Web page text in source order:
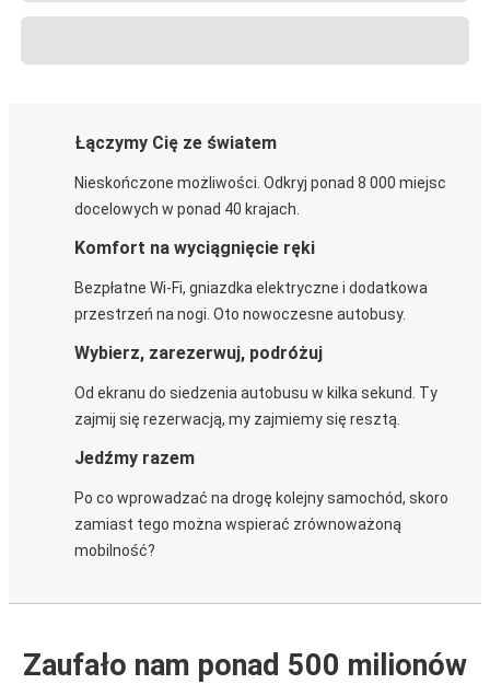
Łączymy Cię ze światem
Nieskończone możliwości. Odkryj ponad 8 000 miejsc
docelowych w ponad 40 krajach.
Komfort na wyciągnięcie ręki
Bezpłatne Wi-Fi, gniazdka elektryczne i dodatkowa
przestrzeń na nogi. Oto nowoczesne autobusy.
Wybierz, zarezerwuj, podróżuj
Od ekranu do siedzenia autobusu w kilka sekund. Ty
zajmij się rezerwacją, my zajmiemy się resztą.
Jedźmy razem
Po co wprowadzać na drogę kolejny samochód, skoro
zamiast tego można wspierać zrównoważoną
mobilność?
Zaufało nam ponad 500 milionów